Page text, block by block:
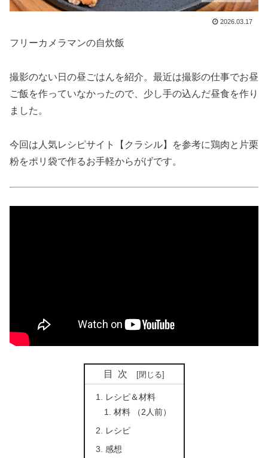
2026.03.17
フリーカメラマンの自炊飯
撮影のない日の昼ごはんを紹介。最近は撮影の仕事でお昼
ご飯を作っていなかったので、少し手の込んだ昼食を作り
ました。
今回は人気レシピサイト【クラシル】を参考に鶏肉と片栗
粉をポリ袋で作るお手軽からがげです。
目次
レシピ＆材料
材料 （2人前）
レシピ
感想